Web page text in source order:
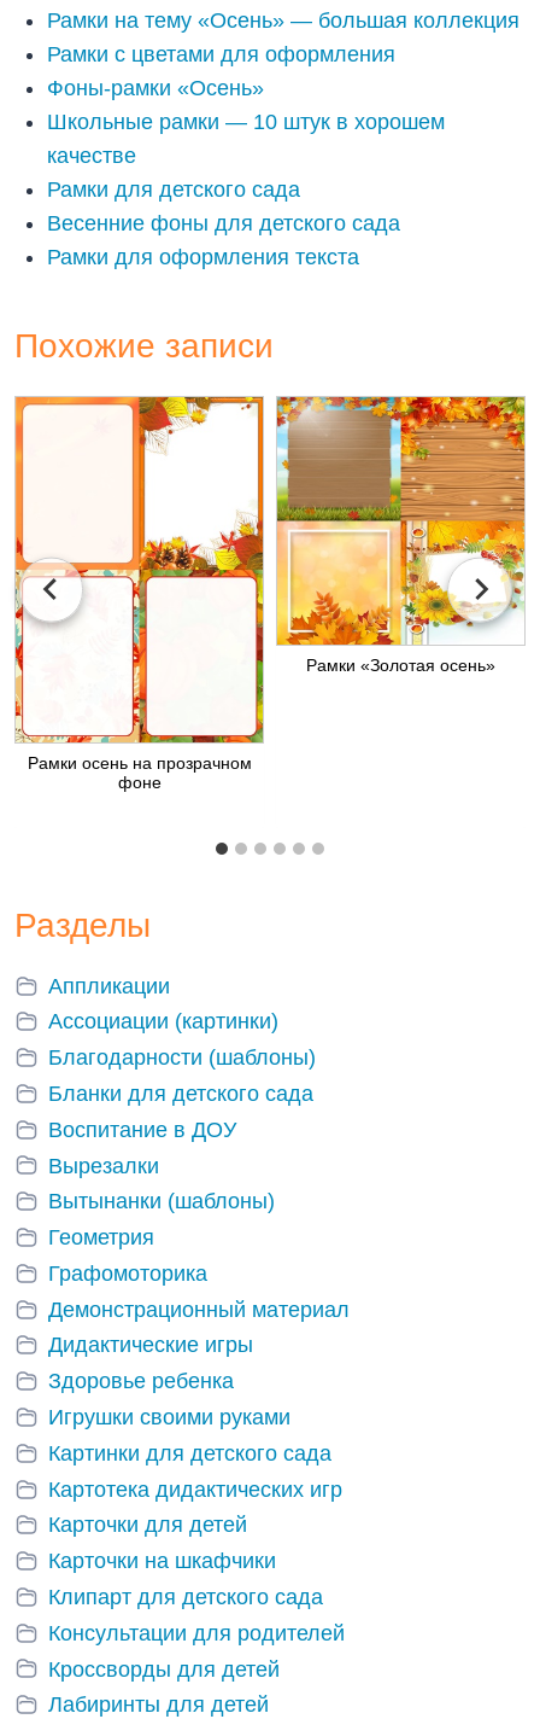
Рамки на тему «Осень» — большая коллекция
Рамки с цветами для оформления
Фоны-рамки «Осень»
Школьные рамки — 10 штук в хорошем
качестве
Рамки для детского сада
Весенние фоны для детского сада
Рамки для оформления текста
Похожие записи
Рамки осень на прозрачном
фоне
Рамки «Золотая осень»
Разделы
Аппликации
Ассоциации (картинки)
Благодарности (шаблоны)
Бланки для детского сада
Воспитание в ДОУ
Вырезалки
Вытынанки (шаблоны)
Геометрия
Графомоторика
Демонстрационный материал
Дидактические игры
Здоровье ребенка
Игрушки своими руками
Картинки для детского сада
Картотека дидактических игр
Карточки для детей
Карточки на шкафчики
Клипарт для детского сада
Консультации для родителей
Кроссворды для детей
Лабиринты для детей